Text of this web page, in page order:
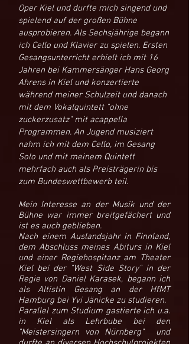
Oper Kiel und durfte mich singend und
spielend auf der großen Bühne
ausprobieren. Als Sechsjährige begann
ich Cello und Klavier zu spielen. Ersten
Gesangsunterricht erhielt ich mit 16
Jahren bei Kammersänger Hans Georg
Ahrens in Kiel und konzertierte
während meiner Schulzeit und danach
mit dem Vokalquintett "ohne
zuckerzusatz" mit acappella
Programmen. An Jugend musiziert
nahm ich mit dem Cello, im Gesang
Solo und mit meinem Quintett
mehrfach auch als Preisträgerin bis
zum Bundeswettbewerb teil.
Mein Interesse an der Musik und der
Bühne war immer breitgefächert und
ist es auch geblieben.
Nach einem Auslandsjahr in Finnland,
dem Abschluss meines Abiturs in Kiel
und einer Regiehospitanz am Theater
Kiel bei der "West Side Story" in der
Regie von Daniel Karasek, begann ich
als Altistin Gesang an der HfMT
Hamburg bei Yvi Jänicke zu studieren.
Parallel zum Studium gastierte ich u.a.
in Kiel als Lehrbube bei den
"Meistersingern von Nürnberg" und